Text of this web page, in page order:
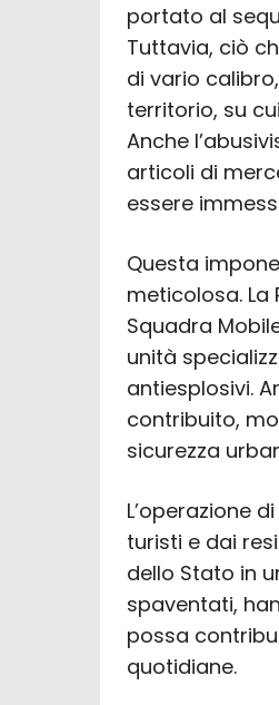
portato al
Tuttavia, ciò
di vario
territorio, su
Anche
articoli di
essere
Questa
meticolosa.
Squadra
unità
antiesplosivi.
contribuito,
sicurezza
L’operazione
turisti e dai
dello Stato in
spaventati,
possa
quotidiane.